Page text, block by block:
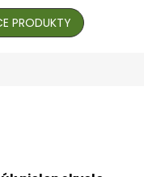
PRODUKTY